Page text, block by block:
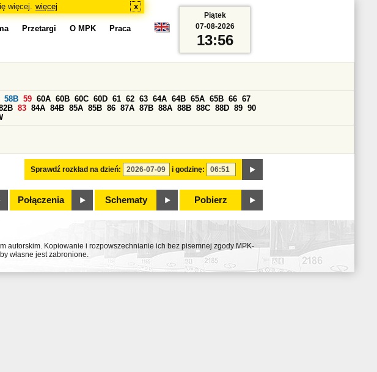
więcej. więcej x
Przetargi O MPK Praca
Sprawdź rozkład na dzień: i godzinę:
58B 59 60A 60B 60C 60D 61 62 63 64A 64B 65A 65B 66 67
83 84A 84B 85A 85B 86 87A 87B 88A 88B 88C 88D 89 90
Połączenia Schematy Pobierz
Piątek
07-08-2026
13:56
autorskim. Kopiowanie i rozpowszechnianie ich bez pisemnej zgody MPK-
własne jest zabronione.